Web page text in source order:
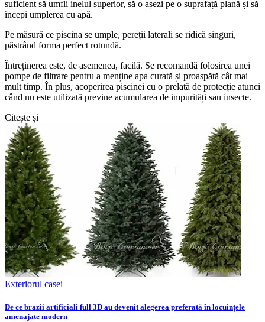
suficient să umfli inelul superior, să o așezi pe o suprafață plană și să
începi umplerea cu apă.
Pe măsură ce piscina se umple, pereții laterali se ridică singuri,
păstrând forma perfect rotundă.
Întreținerea este, de asemenea, facilă. Se recomandă folosirea unei
pompe de filtrare pentru a menține apa curată și proaspătă cât mai
mult timp. În plus, acoperirea piscinei cu o prelată de protecție atunci
când nu este utilizată previne acumularea de impurități sau insecte.
Citește și
Exteriorul casei
De ce brazii artificiali full 3D au devenit alegerea preferată în locuințele
amenajate modern